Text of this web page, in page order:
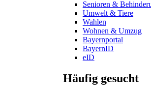
Senioren &
Umwelt & Tiere
Wahlen
Wohnen & Umzug
Bayernportal
BayernID
eID
Häufig gesucht